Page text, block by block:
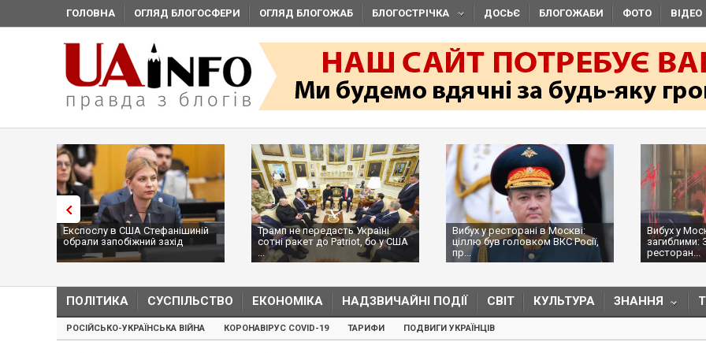
ГОЛОВНА ОГЛЯД БЛОГОСФЕРИ ОГЛЯД БЛОГОЖАБ БЛОГОСТРІЧКА ДОСЬЄ БЛОГОЖАБИ ФОТО ВІДЕО
Експослу в США Стефанішиній
обрали запобіжний захід
Трамп не передасть Україні
сотні ракет до Patriot, бо у США
...
Вибух у ресторані в Москві:
ціллю був головком ВКС Росії,
пр...
Вибух у
загиблими:
ресторан...
ПОЛІТИКА СУСПІЛЬСТВО ЕКОНОМІКА НАДЗВИЧАЙНІ ПОДІЇ СВІТ КУЛЬТУРА ЗНАННЯ
РОСІЙСЬКО-УКРАЇНСЬКА ВІЙНА КОРОНАВІРУС COVID-19 ТАРИФИ ПОДВИГИ УКРАЇНЦІВ